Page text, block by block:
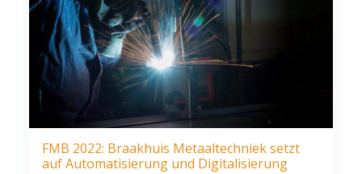
FMB 2022: Braakhuis Metaaltechniek setzt
auf Automatisierung und Digitalisierung